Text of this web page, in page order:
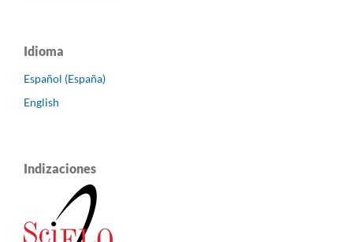
Idioma
Español (España)
English
Indizaciones